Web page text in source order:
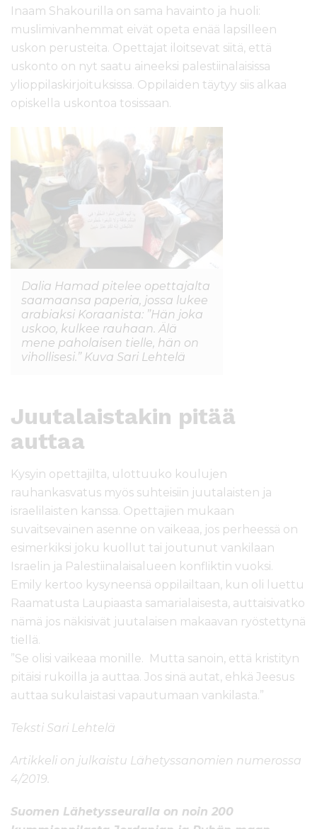
Inaam Shakourilla on sama havainto ja huoli:
muslimivanhemmat eivät opeta enää lapsilleen
uskon perusteita. Opettajat iloitsevat siitä, että
uskonto on nyt saatu aineeksi palestiinalaisissa
ylioppilaskirjoituksissa. Oppilaiden täytyy siis alkaa
opiskella uskontoa tosissaan.
Dalia Hamad pitelee opettajalta
saamaansa paperia, jossa lukee
arabiaksi Koraanista: ”Hän joka
uskoo, kulkee rauhaan. Älä
mene paholaisen tielle, hän on
vihollisesi.” Kuva Sari Lehtelä
Juutalaistakin pitää
auttaa
Kysyin opettajilta, ulottuuko koulujen
rauhankasvatus myös suhteisiin juutalaisten ja
israelilaisten kanssa. Opettajien mukaan
suvaitsevainen asenne on vaikeaa, jos perheessä on
esimerkiksi joku kuollut tai joutunut vankilaan
Israelin ja Palestiinalaisalueen konfliktin vuoksi.
Emily kertoo kysyneensä oppilailtaan, kun oli luettu
Raamatusta Laupiaasta samarialaisesta, auttaisivatko
nämä jos näkisivät juutalaisen makaavan ryöstettynä
tiellä.
”Se olisi vaikeaa monille. Mutta sanoin, että kristityn
pitäisi rukoilla ja auttaa. Jos sinä autat, ehkä Jeesus
auttaa sukulaistasi vapautumaan vankilasta.”
Teksti Sari Lehtelä
Artikkeli on julkaistu Lähetyssanomien numerossa
4/2019.
Suomen Lähetysseuralla on noin 200